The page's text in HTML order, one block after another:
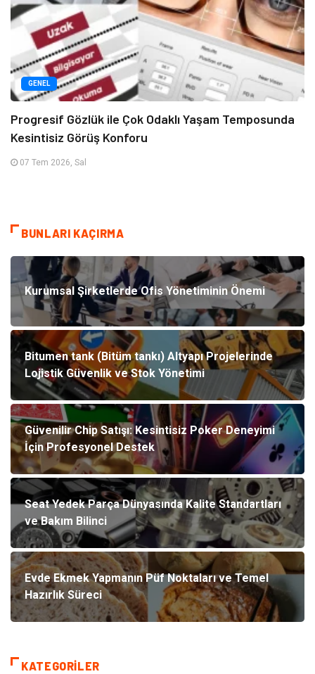
GENEL
Progresif Gözlük ile Çok Odaklı Yaşam Temposunda
Kesintisiz Görüş Konforu
07 Tem 2026, Sal
BUNLARI KAÇIRMA
Kurumsal Şirketlerde Ofis Yönetiminin Önemi
Bitumen tank (Bitüm tankı) Altyapı Projelerinde
Lojistik Güvenlik ve Stok Yönetimi
Güvenilir Chip Satışı: Kesintisiz Poker Deneyimi
İçin Profesyonel Destek
Seat Yedek Parça Dünyasında Kalite Standartları
ve Bakım Bilinci
Evde Ekmek Yapmanın Püf Noktaları ve Temel
Hazırlık Süreci
KATEGORILER